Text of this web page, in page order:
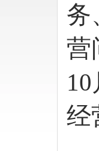
务
营
经